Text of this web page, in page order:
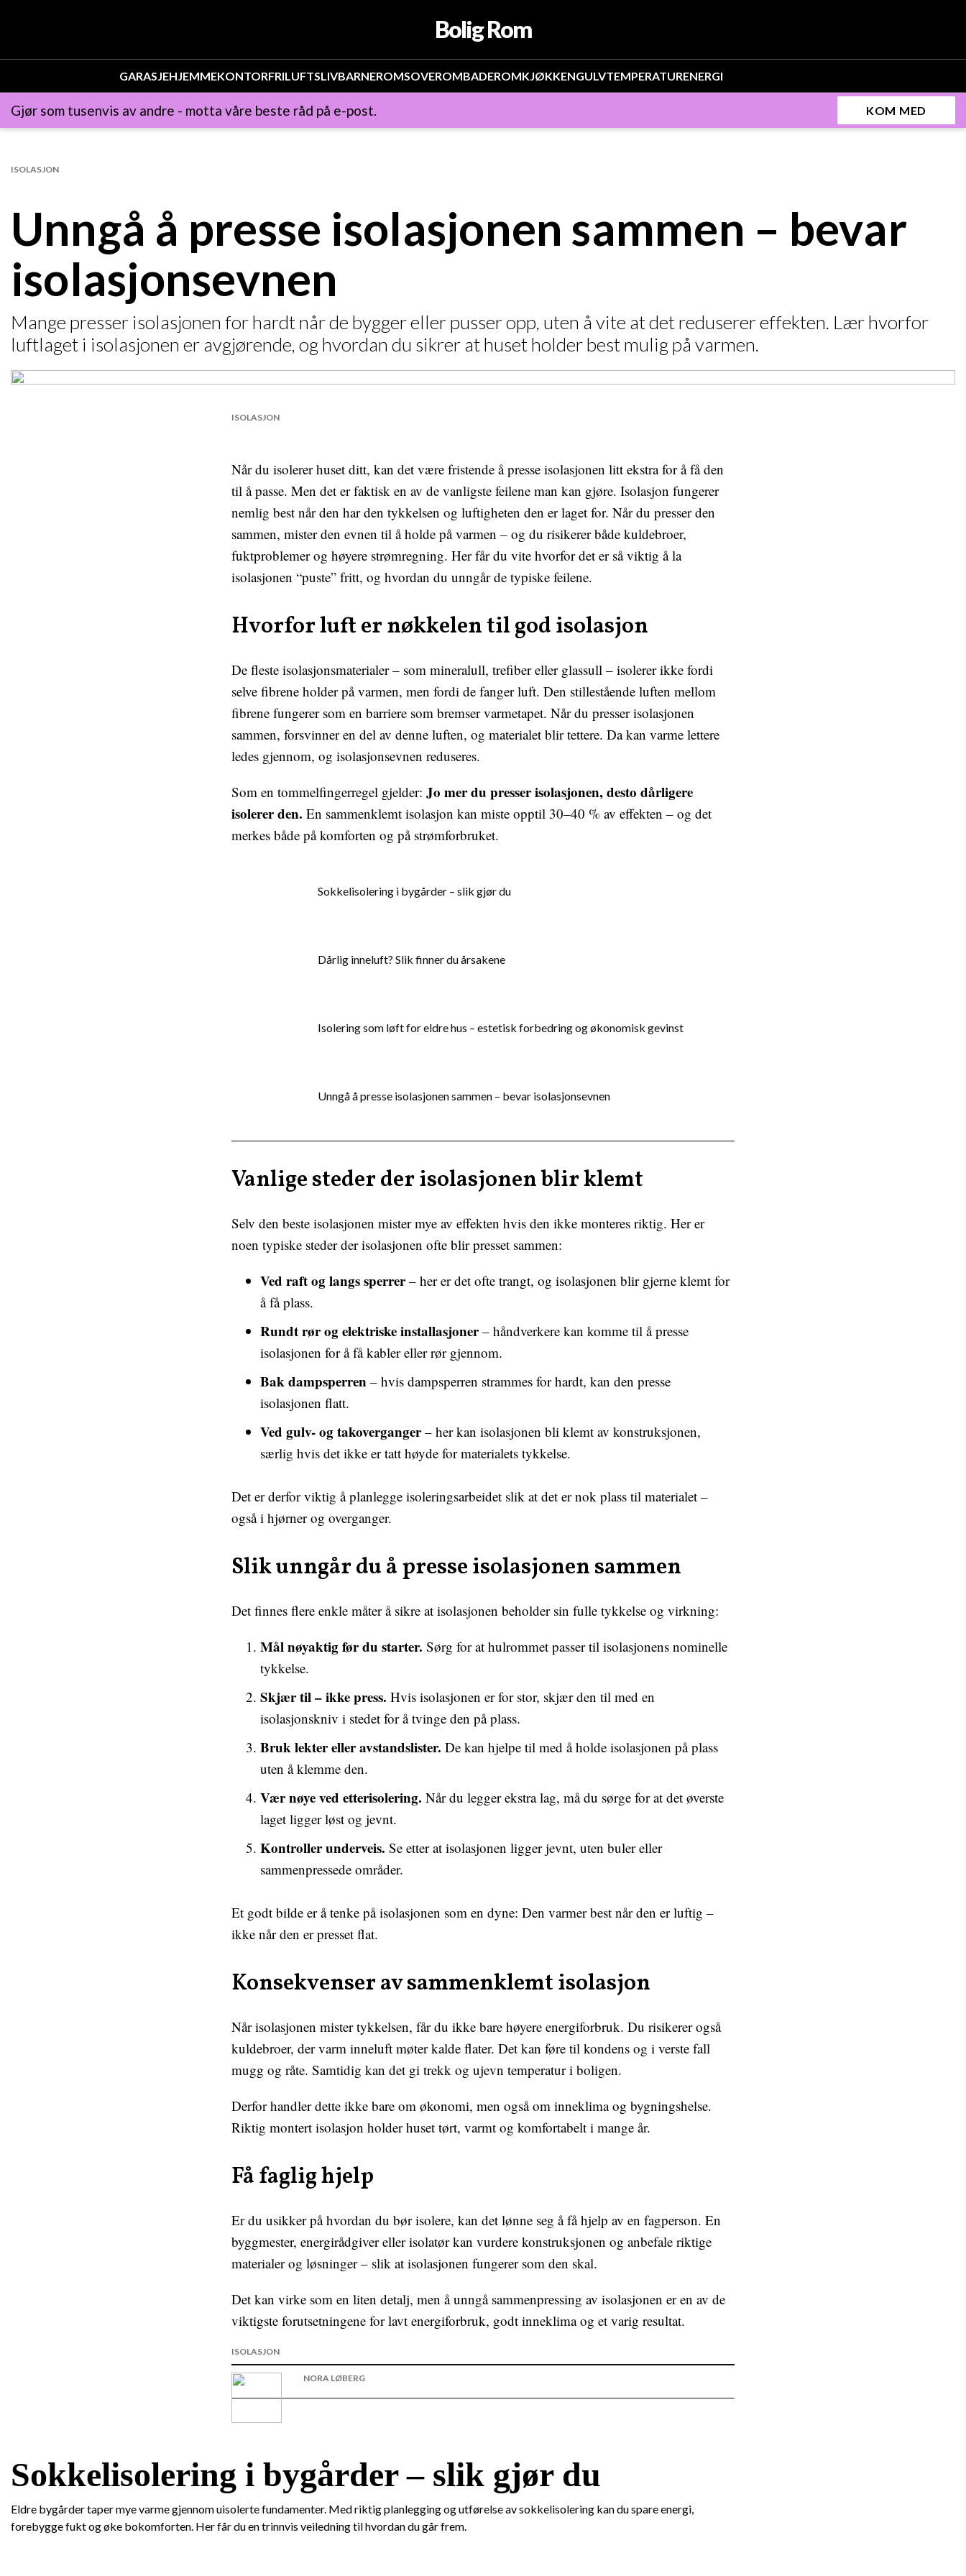
Bolig Rom
GARASJEHJEMMEKONTORFRILUFTSLIVBARNEROMSOVEROMBADEROMKJØKKENGULVTEMPERATURENERGI
Gjør som tusenvis av andre - motta våre beste råd på e-post. KOM MED
Unngå å presse isolasjonen sammen – bevar
isolasjonsevnen
ISOLASJON
Mange presser isolasjonen for hardt når de bygger eller pusser opp, uten å vite at det reduserer effekten. Lær hvorfor
luftlaget i isolasjonen er avgjørende, og hvordan du sikrer at huset holder best mulig på varmen.
ISOLASJON
Når du isolerer huset ditt, kan det være fristende å presse isolasjonen litt ekstra for å få den
til å passe. Men det er faktisk en av de vanligste feilene man kan gjøre. Isolasjon fungerer
nemlig best når den har den tykkelsen og luftigheten den er laget for. Når du presser den
sammen, mister den evnen til å holde på varmen – og du risikerer både kuldebroer,
fuktproblemer og høyere strømregning. Her får du vite hvorfor det er så viktig å la
isolasjonen “puste” fritt, og hvordan du unngår de typiske feilene.
Hvorfor luft er nøkkelen til god isolasjon
De fleste isolasjonsmaterialer – som mineralull, trefiber eller glassull – isolerer ikke fordi
selve fibrene holder på varmen, men fordi de fanger luft. Den stillestående luften mellom
fibrene fungerer som en barriere som bremser varmetapet. Når du presser isolasjonen
sammen, forsvinner en del av denne luften, og materialet blir tettere. Da kan varme lettere
ledes gjennom, og isolasjonsevnen reduseres.
Som en tommelfingerregel gjelder: Jo mer du presser isolasjonen, desto dårligere
isolerer den. En sammenklemt isolasjon kan miste opptil 30–40 % av effekten – og det
merkes både på komforten og på strømforbruket.
Sokkelisolering i bygårder – slik gjør du
Dårlig inneluft? Slik finner du årsakene
Isolering som løft for eldre hus – estetisk forbedring og økonomisk gevinst
Unngå å presse isolasjonen sammen – bevar isolasjonsevnen
Vanlige steder der isolasjonen blir klemt
Selv den beste isolasjonen mister mye av effekten hvis den ikke monteres riktig. Her er
noen typiske steder der isolasjonen ofte blir presset sammen:
Ved raft og langs sperrer– her er det ofte trangt, og isolasjonen blir gjerne klemt for
å få plass.
Rundt rør og elektriske installasjoner– håndverkere kan komme til å presse
isolasjonen for å få kabler eller rør gjennom.
Bak dampsperren – hvis dampsperren strammes for hardt, kan den presse
isolasjonen flatt.
Ved gulv- og takoverganger– her kan isolasjonen bli klemt av konstruksjonen,
særlig hvis det ikke er tatt høyde for materialets tykkelse.
Det er derfor viktig å planlegge isoleringsarbeidet slik at det er nok plass til materialet –
også i hjørner og overganger.
Slik unngår du å presse isolasjonen sammen
Det finnes flere enkle måter å sikre at isolasjonen beholder sin fulle tykkelse og virkning:
Mål nøyaktig før du starter. Sørg for at hulrommet passer til isolasjonens nominelle
tykkelse.
Skjær til – ikke press. Hvis isolasjonen er for stor, skjær den til med en
isolasjonskniv i stedet for å tvinge den på plass.
Bruk lekter eller avstandslister. De kan hjelpe til med å holde isolasjonen på plass
uten å klemme den.
Vær nøye ved etterisolering. Når du legger ekstra lag, må du sørge for at det øverste
laget ligger løst og jevnt.
Kontroller underveis. Se etter at isolasjonen ligger jevnt, uten buler eller
sammenpressede områder.
Et godt bilde er å tenke på isolasjonen som en dyne: Den varmer best når den er luftig –
ikke når den er presset flat.
Konsekvenser av sammenklemt isolasjon
Når isolasjonen mister tykkelsen, får du ikke bare høyere energiforbruk. Du risikerer også
kuldebroer, der varm inneluft møter kalde flater. Det kan føre til kondens og i verste fall
mugg og råte. Samtidig kan det gi trekk og ujevn temperatur i boligen.
Derfor handler dette ikke bare om økonomi, men også om inneklima og bygningshelse.
Riktig montert isolasjon holder huset tørt, varmt og komfortabelt i mange år.
Få faglig hjelp
Er du usikker på hvordan du bør isolere, kan det lønne seg å få hjelp av en fagperson. En
byggmester, energirådgiver eller isolatør kan vurdere konstruksjonen og anbefale riktige
materialer og løsninger – slik at isolasjonen fungerer som den skal.
Det kan virke som en liten detalj, men å unngå sammenpressing av isolasjonen er en av de
viktigste forutsetningene for lavt energiforbruk, godt inneklima og et varig resultat.
ISOLASJON
NORA LØBERG
Sokkelisolering i bygårder – slik gjør du
Eldre bygårder taper mye varme gjennom uisolerte fundamenter. Med riktig planlegging og utførelse av sokkelisolering kan du spare energi,
forebygge fukt og øke bokomforten. Her får du en trinnvis veiledning til hvordan du går frem.